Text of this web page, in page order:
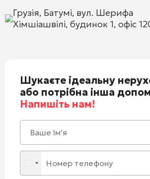
Грузія, Батумі, вул. Шерифа
Хімшіашвілі, будинок 1, офіс
Шукаєте ідеальну
або потрібна інша
Напишіть нам!